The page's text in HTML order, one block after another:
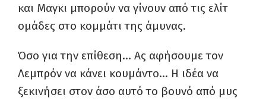
και Μαγκι μπορούν να γίνουν από τις ελίτ
ομάδες στο κομμάτι της άμυνας.
Όσο για την επίθεση… Ας αφήσουμε τον
Λεμπρόν να κάνει κουμάντο… Η ιδέα να
ξεκινήσει στον άσο αυτό το βουνό από μυς